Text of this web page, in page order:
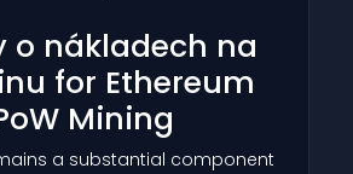
o nákladech na
for Ethereum
Mining
a substantial component